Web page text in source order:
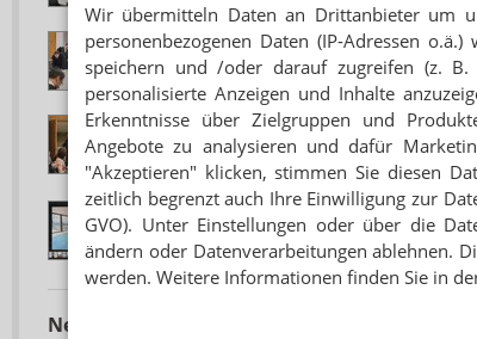
Wir übermitteln Daten an Drittanbieter um
personenbezogenen Daten (IP-Adressen
speichern und /oder darauf zugreifen (z. B.
personalisierte Anzeigen und Inhalte
Erkenntnisse über Zielgruppen und
Angebote zu analysieren und dafür
"Akzeptieren" klicken, stimmen Sie diesen
zeitlich begrenzt auch Ihre Einwilligung zur
GVO). Unter Einstellungen oder über die
ändern oder Datenverarbeitungen ablehnen.
werden. Weitere Informationen finden Sie in
GERICHT BESTÄTIGT „UNWÜRDIGKEIT“ ALS
Peter S. erhält Approbation nicht zurück
BOTTROPER ZYTO-SKANDAL
Pansch-Apotheker: NRW unterstützt Opfer mit
MIT RUTSCHE UND DREHPLATTE
5,7 Mio. Euro: Luxusvilla des Pansch-Apothekers
Neuere Artikel zum Thema